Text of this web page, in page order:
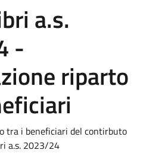
a.s.
-
riparto
tra i beneficiari del contirbuto
a.s. 2023/24